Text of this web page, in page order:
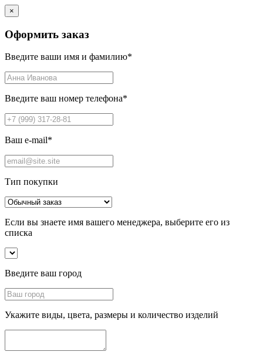
×
Оформить заказ
Введите ваши имя и фамилию*
Введите ваш номер телефона*
Ваш e-mail*
Тип покупки
Если вы знаете имя вашего менеджера, выберите его из
списка
Введите ваш город
Укажите виды, цвета, размеры и количество изделий